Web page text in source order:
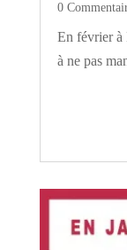
0
En février à
à ne pas